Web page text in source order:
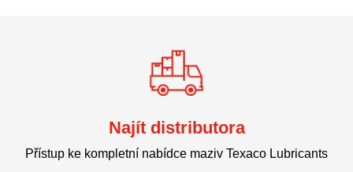
Najít distributora
Přístup ke kompletní nabídce maziv Texaco Lubricants